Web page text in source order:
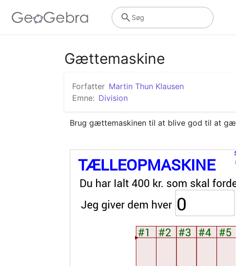
Søg
Gættemaskine
Forfatter Martin Thun Klausen
Emne: Division
Brug gættemaskinen til at blive god til at